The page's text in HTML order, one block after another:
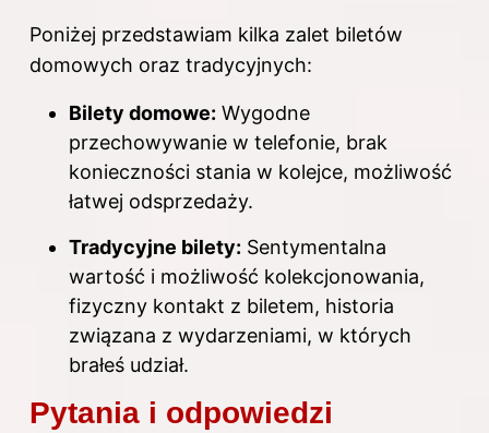
Poniżej przedstawiam kilka zalet biletów
domowych oraz tradycyjnych:
Bilety domowe: Wygodne
przechowywanie w telefonie, brak
konieczności stania w kolejce, możliwość
łatwej odsprzedaży.
Tradycyjne bilety: Sentymentalna
wartość i możliwość kolekcjonowania,
fizyczny kontakt z biletem, historia
związana z wydarzeniami, w których
brałeś udział.
Pytania i odpowiedzi